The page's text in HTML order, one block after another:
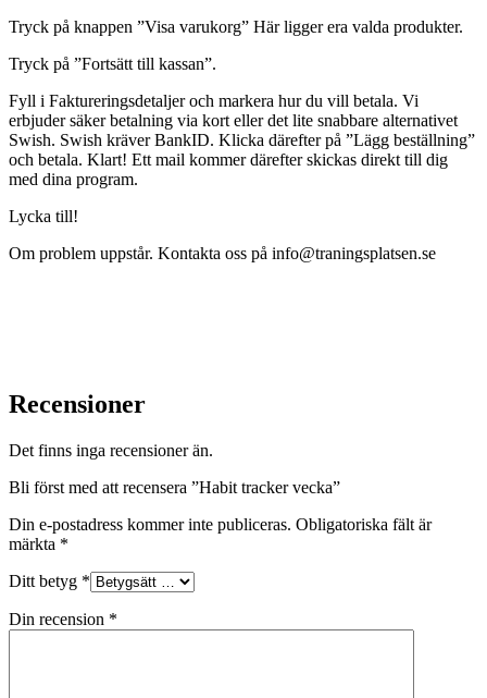
Tryck på knappen ”Visa varukorg” Här ligger era valda produkter.
Tryck på ”Fortsätt till kassan”.
Fyll i Faktureringsdetaljer och markera hur du vill betala. Vi
erbjuder säker betalning via kort eller det lite snabbare alternativet
Swish. Swish kräver BankID. Klicka därefter på ”Lägg beställning”
och betala. Klart! Ett mail kommer därefter skickas direkt till dig
med dina program.
Lycka till!
Om problem uppstår. Kontakta oss på info@traningsplatsen.se
Recensioner
Det finns inga recensioner än.
Bli först med att recensera ”Habit tracker vecka”
Din e-postadress kommer inte publiceras. Obligatoriska fält är
märkta *
Ditt betyg *
Din recension *